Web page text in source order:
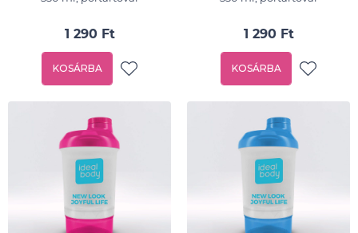
1 290 Ft
KOSÁRBA
1 290 Ft
KOSÁRBA